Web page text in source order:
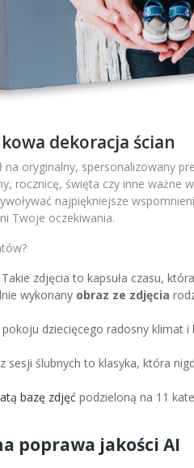
dekoracja ścian
oryginalny, spersonalizowany
rocznicę, święta czy inne ważne
najpiękniejsze
Twoje oczekiwania.
zdjęcia to kapsuła czasu,
wykonany obraz ze zdjęcia
dziecięcego radosny klimat i
sesji ślubnych to klasyka, która
bazę zdjęć podzieloną na 11
poprawa jakości AI